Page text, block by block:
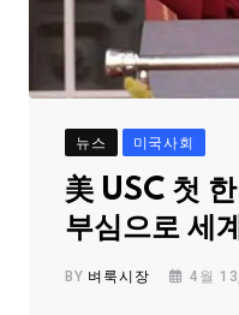
뉴스 미국사회
美 USC 첫
부심으로 세계
BY 벼룩시장 4월